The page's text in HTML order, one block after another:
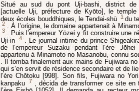
Situé au sud du pont Uji-bashi, district de
[actuelle Uji, préfecture de Kyōto], le
deux écoles bouddhiques, le Tendai-shū
1 du
2 . À l’origine, le domaine appartenait à
3 . Puis l’empereur Yōzei y fit construire une
Uji-in
4
. Le journal intime du prince
de l’empereur Suzaku pendant l’ère
appartenu à Minamoto no Masanobu, connu
. Il tomba finalement aux mains de Fujiwara
qui s’en servit de résidence secondaire et de
l’ère Chōtoku [998]. Son fils, Fujiwara no
kanpaku
7 , décida de transformer ce site en